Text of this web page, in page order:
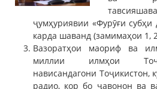
ҷумҳуриявии «Фурӯғи субҳи
карда шаванд (замимаҳои 1,
Вазоратҳои маориф ва
миллии илмҳои
нависандагони Тоҷикистон,
радио, кор бо ҷавонон ва